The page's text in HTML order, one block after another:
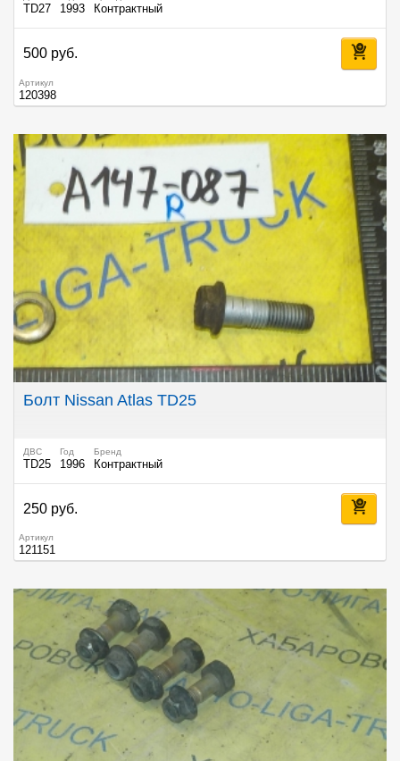
TD27 1993 Контрактный
500 руб.
Артикул
120398
Болт Nissan Atlas TD25
ДВС
TD25
Год
1996
Бренд
Контрактный
250 руб.
Артикул
121151